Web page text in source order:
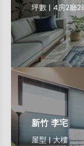
坪數 | 4房2廳2
新竹 李宅
屋型 | 大樓